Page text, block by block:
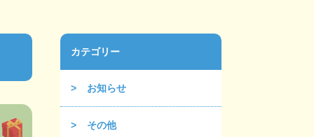
カテゴリー
お知らせ
その他